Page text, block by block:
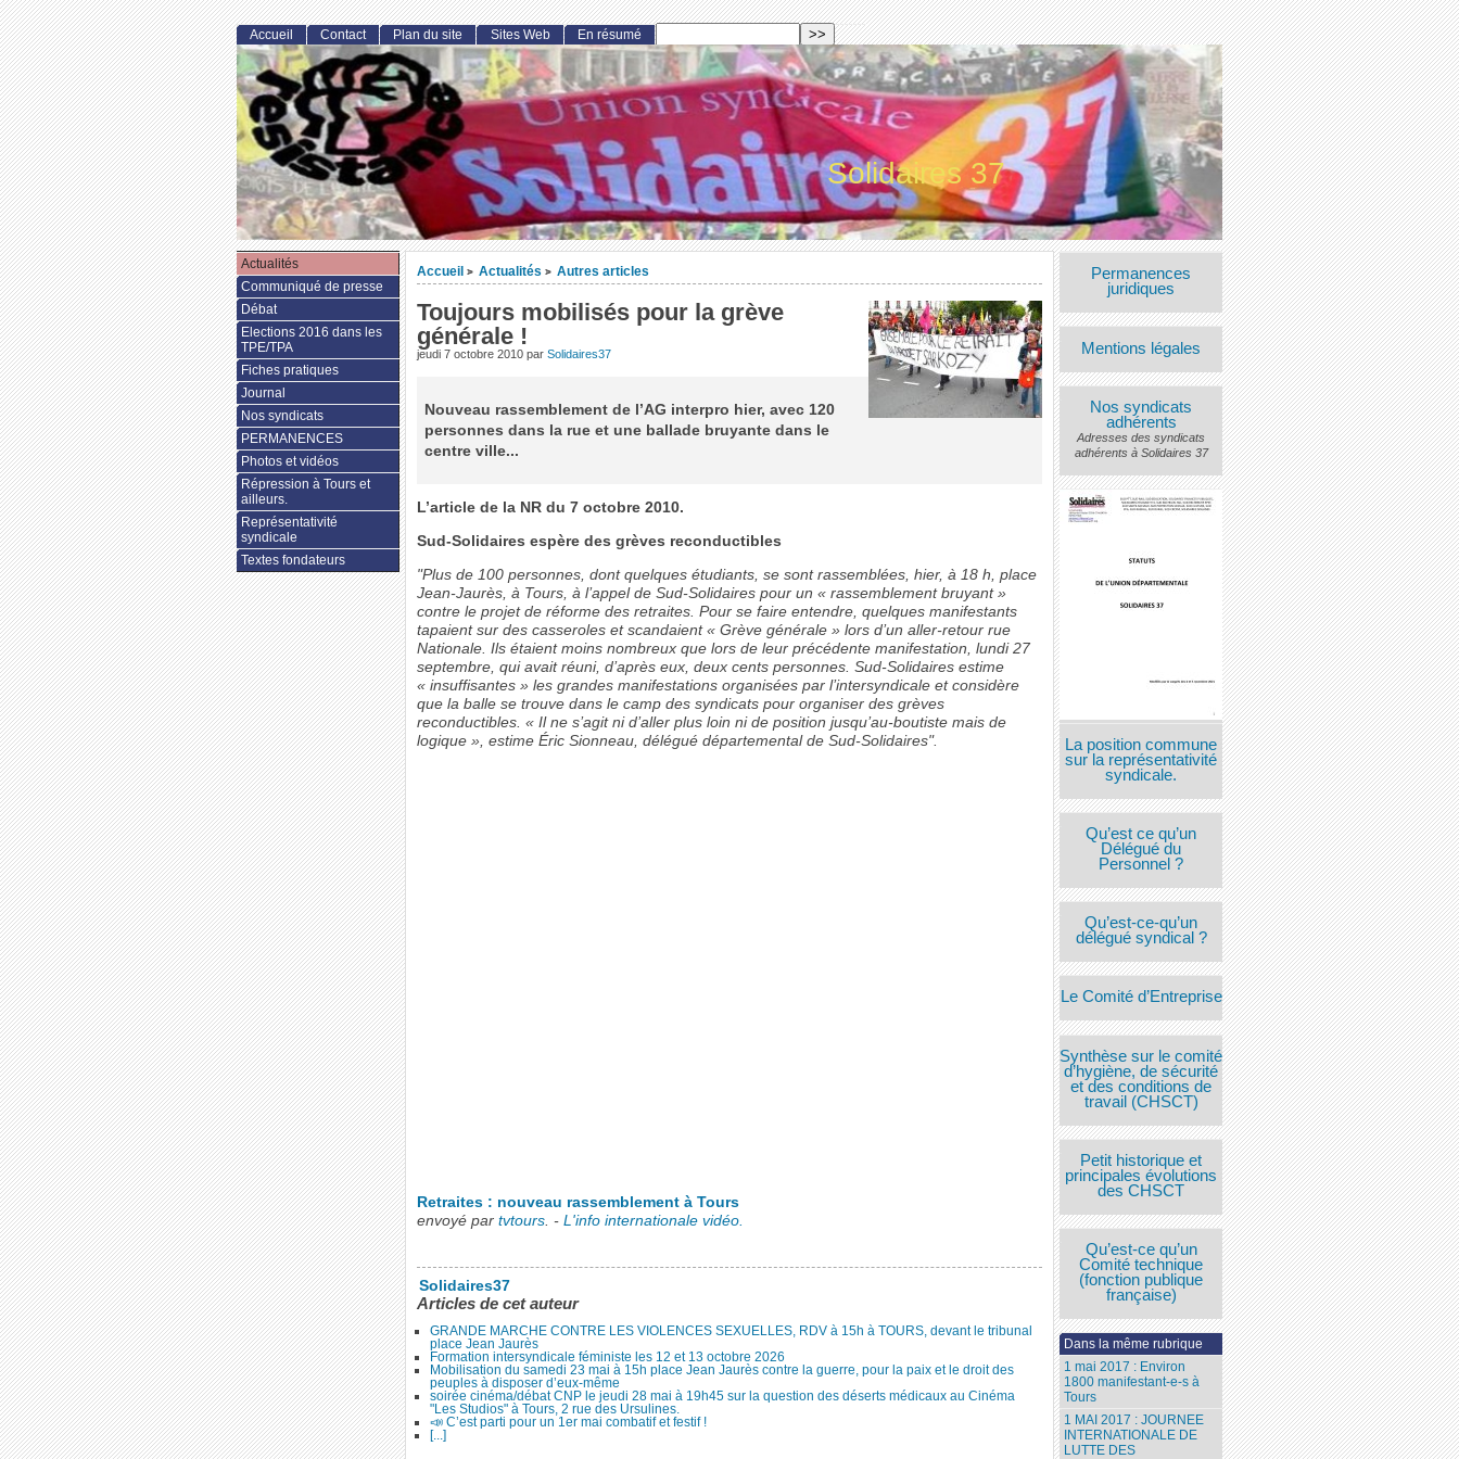
Solidaires 37
Accueil > Actualités > Autres articles
Toujours mobilisés pour la grève
générale !
jeudi 7 octobre 2010 par Solidaires37
Nouveau rassemblement de l’AG interpro hier, avec 120
personnes dans la rue et une ballade bruyante dans le
centre ville...
L’article de la NR du 7 octobre 2010.
Sud-Solidaires espère des grèves reconductibles
"Plus de 100 personnes, dont quelques étudiants, se sont rassemblées, hier, à 18 h, place
Jean-Jaurès, à Tours, à l’appel de Sud-Solidaires pour un « rassemblement bruyant »
contre le projet de réforme des retraites. Pour se faire entendre, quelques manifestants
tapaient sur des casseroles et scandaient « Grève générale » lors d’un aller-retour rue
Nationale. Ils étaient moins nombreux que lors de leur précédente manifestation, lundi 27
septembre, qui avait réuni, d’après eux, deux cents personnes. Sud-Solidaires estime
« insuffisantes » les grandes manifestations organisées par l’intersyndicale et considère
que la balle se trouve dans le camp des syndicats pour organiser des grèves
reconductibles. « Il ne s’agit ni d’aller plus loin ni de position jusqu’au-boutiste mais de
logique », estime Éric Sionneau, délégué départemental de Sud-Solidaires".
Retraites : nouveau rassemblement à Tours
envoyé par tvtours. - L'info internationale vidéo.
Solidaires37
Articles de cet auteur
GRANDE MARCHE CONTRE LES VIOLENCES SEXUELLES, RDV à 15h à TOURS, devant le tribunal
place Jean Jaurès
Formation intersyndicale féministe les 12 et 13 octobre 2026
Mobilisation du samedi 23 mai à 15h place Jean Jaurès contre la guerre, pour la paix et le droit des
peuples à disposer d’eux-même
soirée cinéma/débat CNP le jeudi 28 mai à 19h45 sur la question des déserts médicaux au Cinéma
"Les Studios" à Tours, 2 rue des Ursulines.
📣 C’est parti pour un 1er mai combatif et festif !
[...]
Permanences
juridiques
Mentions légales
Nos syndicats
adhérents
Adresses des syndicats
adhérents à Solidaires 37
La position commune
sur la représentativité
syndicale.
Qu’est ce qu’un
Délégué du
Personnel ?
Qu’est-ce-qu’un
délégué syndical ?
Le Comité d’Entreprise
Synthèse sur le comité
d’hygiène, de sécurité
et des conditions de
travail (CHSCT)
Petit historique et
principales évolutions
des CHSCT
Qu’est-ce qu’un
Comité technique
(fonction publique
française)
Dans la même rubrique
1 mai 2017 : Environ
1800 manifestant-e-s à
Tours
1 MAI 2017 : JOURNEE
INTERNATIONALE DE
LUTTE DES
Accueil Contact Plan du site Sites Web En résumé
Actualités
Communiqué de presse
Débat
Elections 2016 dans les
TPE/TPA
Fiches pratiques
Journal
Nos syndicats
PERMANENCES
Photos et vidéos
Répression à Tours et
ailleurs.
Représentativité
syndicale
Textes fondateurs